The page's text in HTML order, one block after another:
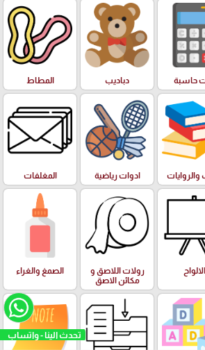
تحدث الينا - واتساب
حاسبة دباديب المطاط
والروايات ادوات رياضية المغلفات
الالواح
رولات اللاصق و
مكائن الاصق
الصمغ والغراء